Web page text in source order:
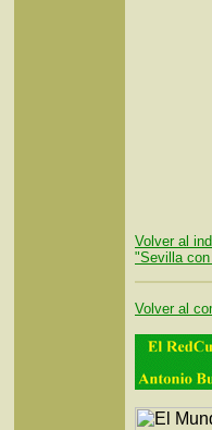
Volver al
"Sevilla
Volver al